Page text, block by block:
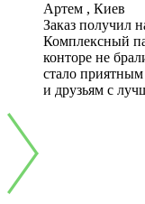
Артем , Киев
Заказ получил
Комплексный
конторе не
стало
и друзьям с